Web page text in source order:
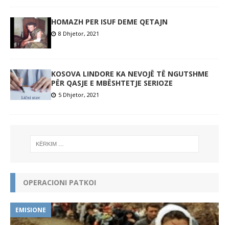
HOMAZH PER ISUF DEME QETAJN
8 Dhjetor, 2021
KOSOVA LINDORE KA NEVOJË TË NGUTSHME
PËR QASJE E MBËSHTETJE SERIOZE
5 Dhjetor, 2021
OPERACIONI PATKOI
EMISIONE